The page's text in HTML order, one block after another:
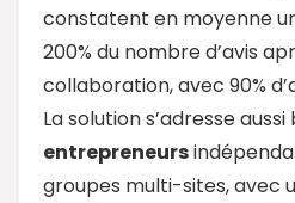
constatent en moyenne
200% du nombre d’avis
collaboration, avec 90%
La solution s’adresse aussi
entrepreneurs
groupes multi-sites, avec